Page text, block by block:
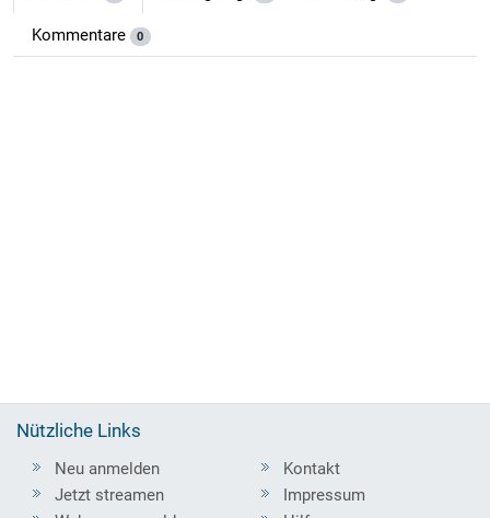
Kommentare 0
Nützliche Links
Neu anmelden
Jetzt streamen
Kontakt
Impressum